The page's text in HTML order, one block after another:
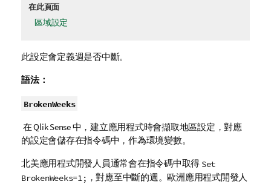
在此頁面
區域設定
此設定會定義週是否中斷。
語法：
BrokenWeeks
在Qlik Sense中，建立應用程式時會擷取地區設定，對應
的設定會儲存在指令碼中，作為環境變數。
北美應用程式開發人員通常會在指令碼中取得 Set
BrokenWeeks=1; ，對應至中斷的週。歐洲應用程式開發人